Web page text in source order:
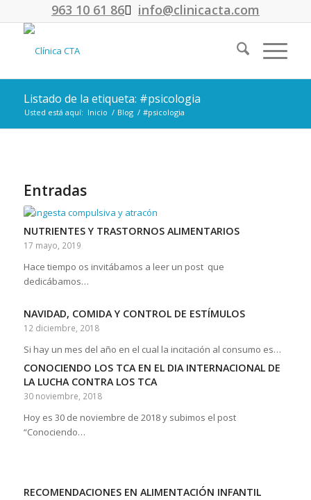
963 10 61 86 info@clinicacta.com
Listado de la etiqueta: #psicologia
Usted está aquí: Inicio / Blog / #psicologia
Entradas
NUTRIENTES Y TRASTORNOS ALIMENTARIOS
17 mayo, 2019
Hace tiempo os invitábamos a leer un post que
dedicábamos…
NAVIDAD, COMIDA Y CONTROL DE ESTÍMULOS
12 diciembre, 2018
Si hay un mes del año en el cual la incitación al consumo es…
CONOCIENDO LOS TCA EN EL DIA INTERNACIONAL DE
LA LUCHA CONTRA LOS TCA
30 noviembre, 2018
Hoy es 30 de noviembre de 2018 y subimos el post
“Conociendo…
RECOMENDACIONES EN ALIMENTACIÓN INFANTIL